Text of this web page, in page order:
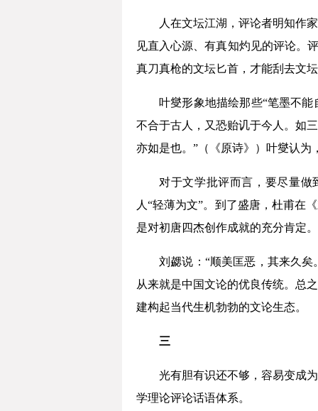
人在文坛江湖，评论者明知作
见直入心源、有真知灼见的评论。
真刀真枪的文坛匕首，才能刮去文
叶燮形象地描绘那些“笔墨不
不合于古人，又恐贻讥于今人。如
亦如是也。”（《原诗》）叶燮认为
对于文学批评而言，要尽量做
人“轻薄为文”。到了盛唐，杜甫在
是对初唐四杰创作成就的充分肯定。
刘勰说：“顺美匡恶，其来久矣
从来就是中国文论的优良传统。总
建构起当代生机勃勃的文论生态。
三
光有胆有识还不够，容易变成
学理论评论话语体系。